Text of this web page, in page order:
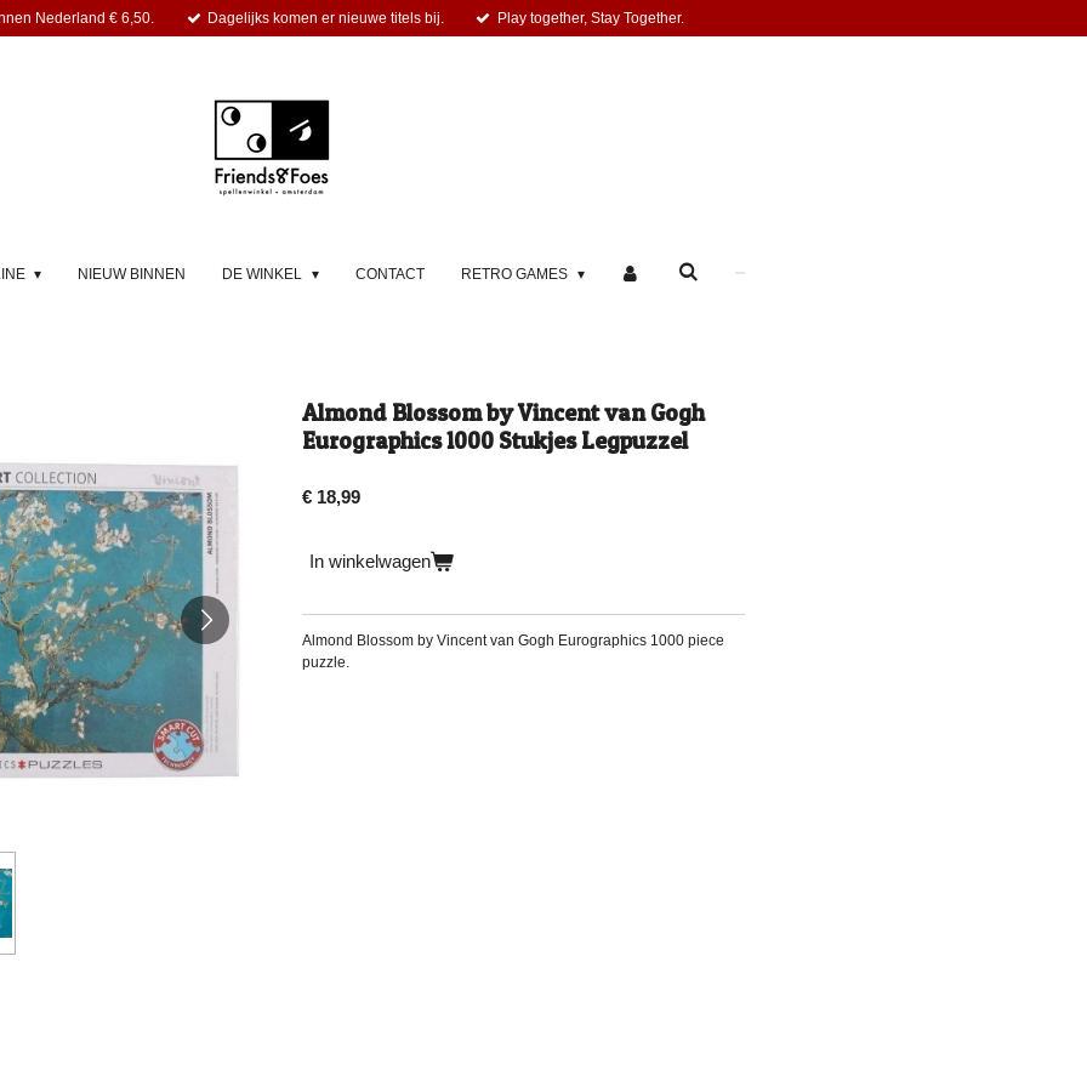
Nederland € 6,50. Dagelijks komen er nieuwe titels bij. Play together, Stay Together.
NIEUW BINNEN DE WINKEL CONTACT RETRO GAMES
Almond Blossom by Vincent van Gogh
Eurographics 1000 Stukjes Legpuzzel
€ 18,99
In winkelwagen
Almond Blossom by Vincent van Gogh Eurographics 1000 piece
puzzle.